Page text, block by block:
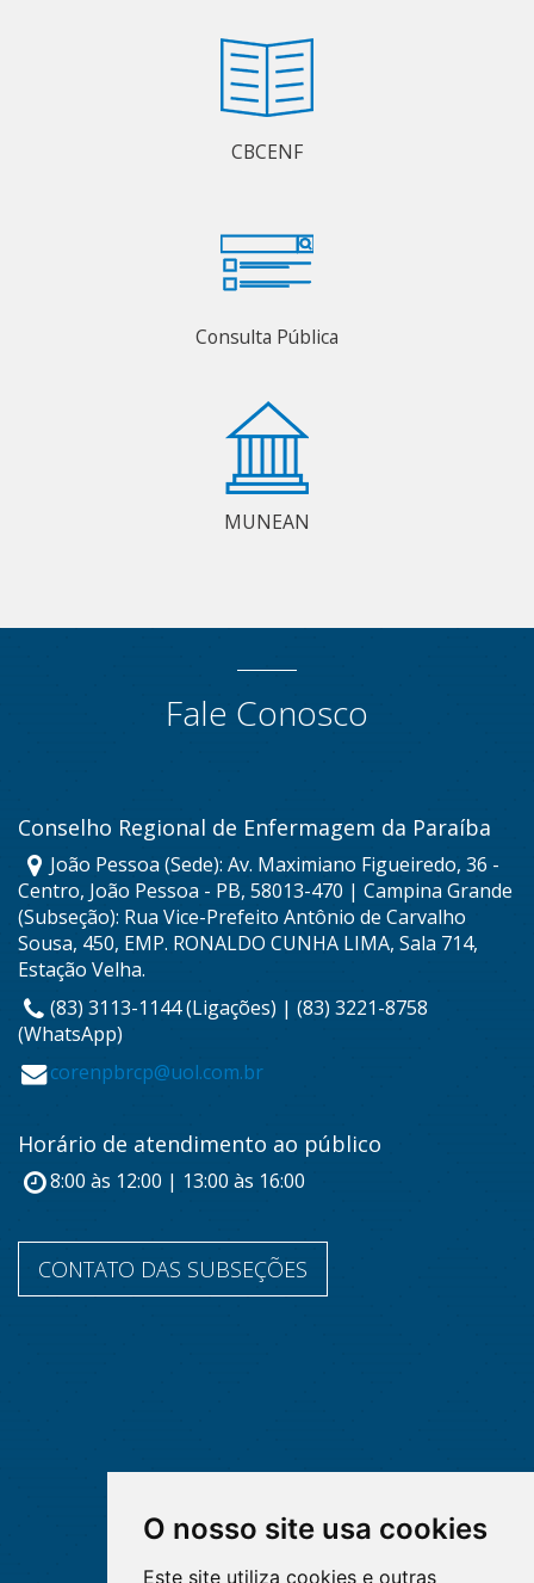
O nosso site usa cookies
Este site utiliza cookies e outras
CBCENF
Consulta Pública
MUNEAN
Fale Conosco
Conselho Regional de Enfermagem da Paraíba
João Pessoa (Sede): Av. Maximiano Figueiredo, 36 -
Centro, João Pessoa - PB, 58013-470 | Campina Grande
(Subseção): Rua Vice-Prefeito Antônio de Carvalho
Sousa, 450, EMP. RONALDO CUNHA LIMA, Sala 714,
Estação Velha.
(83) 3113-1144 (Ligações) | (83) 3221-8758
(WhatsApp)
corenpbrcp@uol.com.br
Horário de atendimento ao público
8:00 às 12:00 | 13:00 às 16:00
CONTATO DAS SUBSEÇÕES